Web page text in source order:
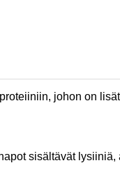
johon on
sisältävät